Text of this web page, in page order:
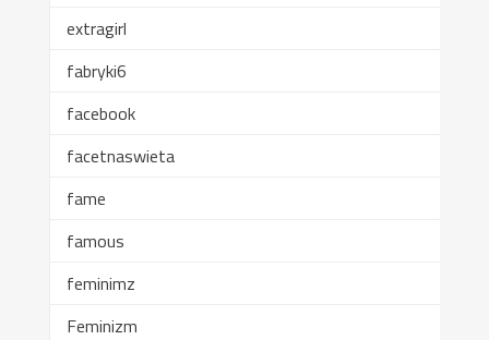
extragirl
fabryki6
facebook
facetnaswieta
fame
famous
feminimz
Feminizm